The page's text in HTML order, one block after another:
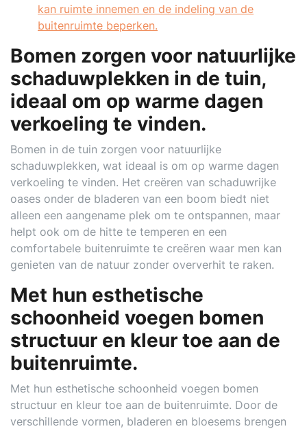
kan ruimte innemen en de indeling van de
buitenruimte beperken.
Bomen zorgen voor natuurlijke
schaduwplekken in de tuin,
ideaal om op warme dagen
verkoeling te vinden.
Bomen in de tuin zorgen voor natuurlijke
schaduwplekken, wat ideaal is om op warme dagen
verkoeling te vinden. Het creëren van schaduwrijke
oases onder de bladeren van een boom biedt niet
alleen een aangename plek om te ontspannen, maar
helpt ook om de hitte te temperen en een
comfortabele buitenruimte te creëren waar men kan
genieten van de natuur zonder oververhit te raken.
Met hun esthetische
schoonheid voegen bomen
structuur en kleur toe aan de
buitenruimte.
Met hun esthetische schoonheid voegen bomen
structuur en kleur toe aan de buitenruimte. Door de
verschillende vormen, bladeren en bloesems brengen